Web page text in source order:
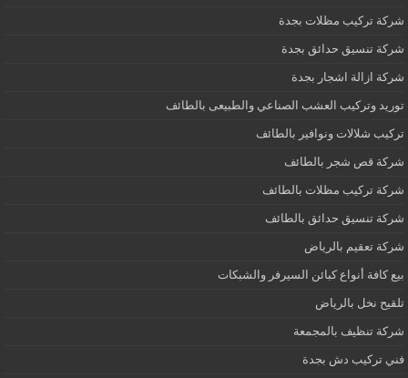
شركة تركيب مظلات بجدة
شركة تنسيق حدائق بجدة
شركة ازالة اشجار بجدة
توريد وتركيب العشب الصناعي والطبيعى بالطائف
تركيب شلالات ونوافير بالطائف
شركة قص شجر بالطائف
شركة تركيب مظلات بالطائف
شركة تنسيق حدائق بالطائف
شركة تعقيم بالرياض
بيع كافة أنواع كبائن السيرفر والشبكات
تلقيح نخل بالرياض
شركة تنظيف بالمجمعة
فني تركيب دش بجدة